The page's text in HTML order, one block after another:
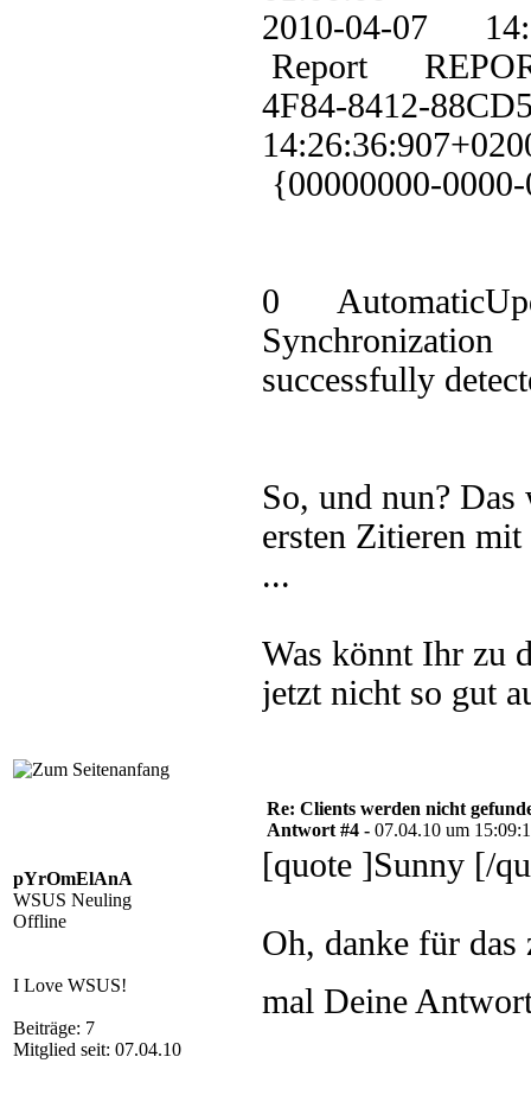
2010-04-07
Report
4F84-8412-
{00000000-
0
Synchronization
successfully
So, und nun?
ersten Zitieren
...
Was könnt Ihr zu
jetzt nicht so gut
pYrOmElAnA
WSUS Neuling
Offline
I Love WSUS!
Beiträge: 7
Mitglied seit: 07.04.10
Re: Clients werden nicht
Antwort #4 - 07.04.10 um
[quote ]Sunny [/
Oh, danke für
mal Deine